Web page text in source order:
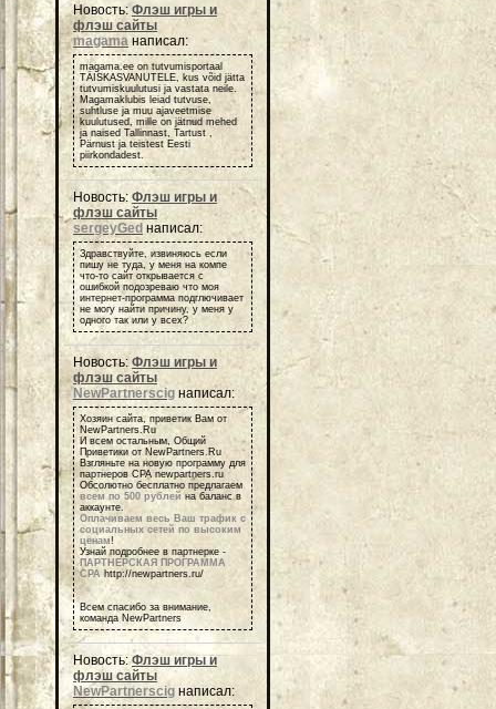
Новость:Флэш игры и
флэш сайты
magama написал:
magama.ee on tutvumisportaal
TÄISKASVANUTELE, kus võid jätta
tutvumiskuulutusi ja vastata neile.
Magamaklubis leiad tutvuse,
suhtluse ja muu ajaveetmise
kuulutused, mille on jätnud mehed
ja naised Tallinnast, Tartust ,
Pärnust ja teistest Eesti
piirkondadest.
Новость: Флэш игры и
флэш сайты
sergeyGed написал:
Здравствуйте, извиняюсь если
пишу не туда, у меня на компе
что-то сайт открывается с
ошибкой подозреваю что моя
интернет-программа подглючивает
не могу найти причину, у меня у
одного так или у всех?
Новость: Флэш игры и
флэш сайты
NewPartnerscig написал:
Хозяин сайта, приветик Вам от
NewPartners.Ru
И всем остальным, Общий
Приветики от NewPartners.Ru
Взгляньте на новую программу для
партнеров СРА newpartners.ru
Обсолютно бесплатно предлагаем
всем по 500 рублей на баланс в
аккаунте.
Оплачиваем весь Ваш трафик с
социальных сетей по высоким
ценам!
Узнай подробнее в партнерке -
ПАРТНЕРСКАЯ ПРОГРАММА
СРА http://newpartners.ru/
Всем спасибо за внимание,
команда NewPartners
Новость:Флэш игры и
флэш сайты
NewPartnerscig написал: